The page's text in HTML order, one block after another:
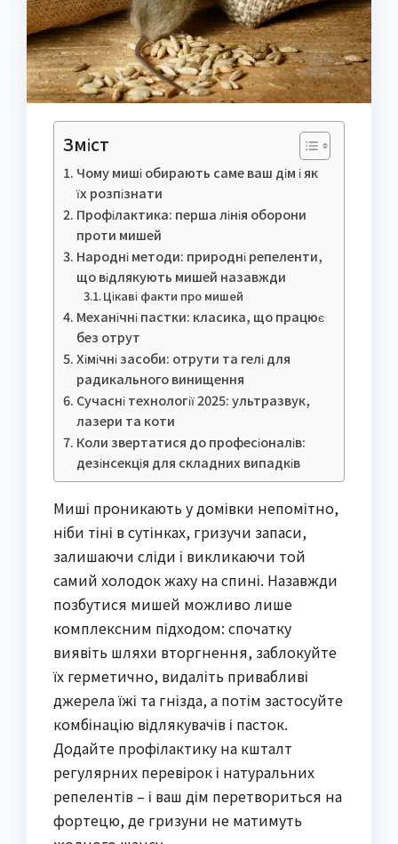
Зміст
Чому миші обирають саме ваш дім і як
їх розпізнати
Профілактика: перша лінія оборони
проти мишей
Народні методи: природні репеленти,
що відлякують мишей назавжди
Цікаві факти про мишей
Механічні пастки: класика, що працює
без отрут
Хімічні засоби: отрути та гелі для
радикального винищення
Сучасні технології 2025: ультразвук,
лазери та коти
Коли звертатися до професіоналів:
дезінсекція для складних випадків
Миші проникають у домівки непомітно,
ніби тіні в сутінках, гризучи запаси,
залишаючи сліди і викликаючи той
самий холодок жаху на спині. Назавжди
позбутися мишей можливо лише
комплексним підходом: спочатку
виявіть шляхи вторгнення, заблокуйте
їх герметично, видаліть привабливі
джерела їжі та гнізда, а потім застосуйте
комбінацію відлякувачів і пасток.
Додайте профілактику на кшталт
регулярних перевірок і натуральних
репелентів – і ваш дім перетвориться на
фортецю, де гризуни не матимуть